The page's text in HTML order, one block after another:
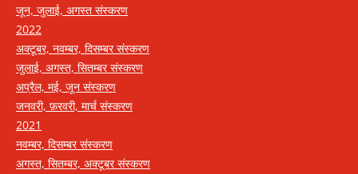
जून, जुलाई, अगस्त संस्करण
2022
अक्टूबर, नवम्बर, दिसम्बर संस्करण
जुलाई, अगस्त, सितम्बर संस्करण
अप्रैल, मई, जून संस्करण
जनवरी, फ़रवरी, मार्च संस्करण
2021
नवम्बर, दिसम्बर संस्करण
अगस्त, सितम्बर, अक्टूबर संस्करण